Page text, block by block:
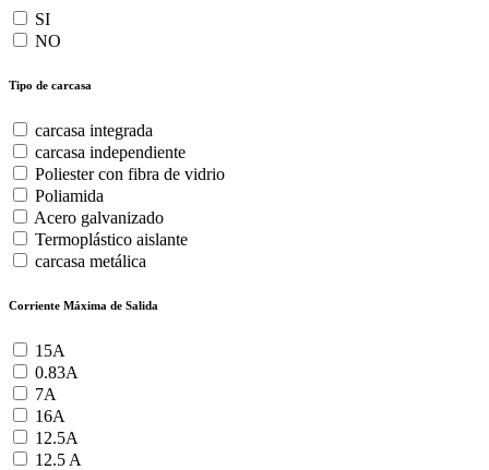
SI
NO
Tipo de carcasa
carcasa integrada
carcasa independiente
Poliester con fibra de vidrio
Poliamida
Acero galvanizado
Termoplástico aislante
carcasa metálica
Corriente Máxima de Salida
15A
0.83A
7A
16A
12.5A
12.5 A